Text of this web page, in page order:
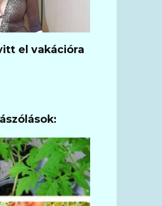
el vakációra